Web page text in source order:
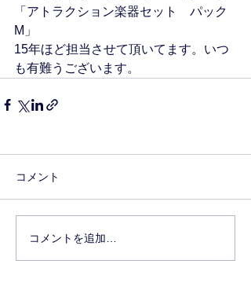
「アトラクション楽器セット　パック
M」
15年ほど担当させて頂いてます。いつ
も有難うございます。
コメント
コメントを追加…